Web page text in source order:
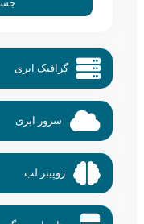
گرافیک ابری
سرور ابری
ژوپیتر لب